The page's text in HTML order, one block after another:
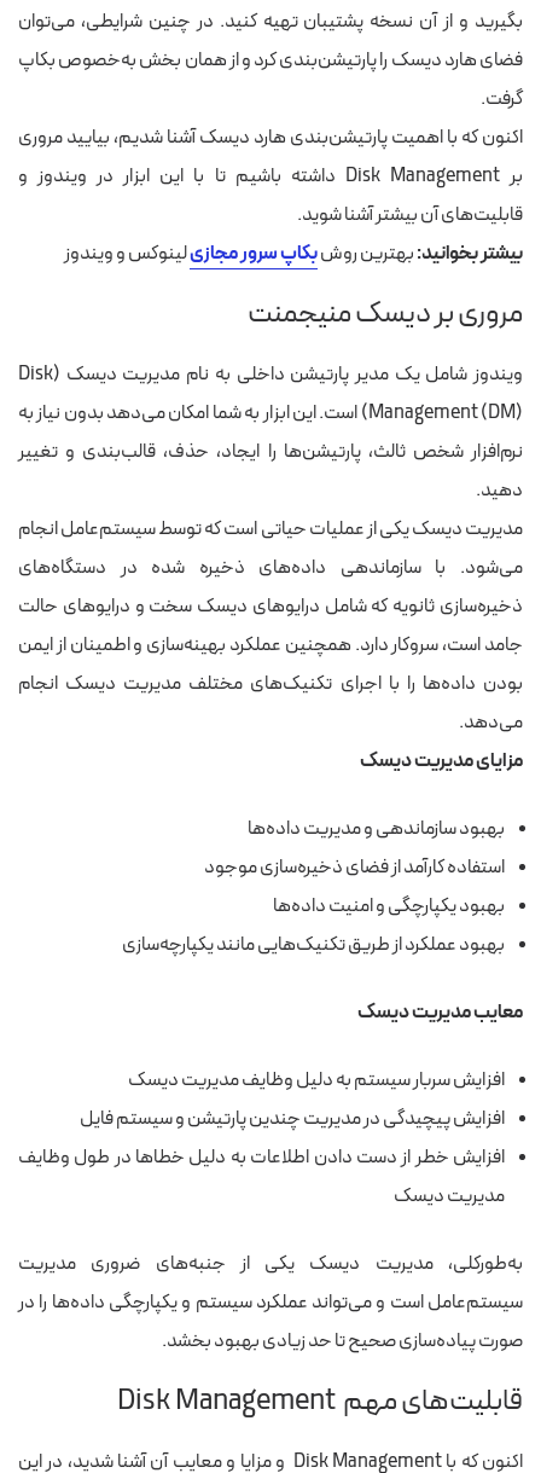
بگیرید و از آن نسخه پشتیبان تهیه کنید. در چنین شرایطی، می‌توان
فضای هارد دیسک را پارتیشن‌بندی کرد و از همان بخش به‌خصوص بکاپ
گرفت.
اکنون که با اهمیت پارتیشن‌بندی هارد دیسک آشنا شدیم، بیایید مروری
برDisk Management داشته باشیم
تا با این ابزار در ویندوز و
قابلیت‌های آن بیشتر آشنا شوید.
بیشتر بخوانید:بهترین روشبکاپ سرور مجازیلینوکس و ویندوز
مروری بر دیسک منیجمنت
ویندوز شامل یک مدیر پارتیشن داخلی به نام مدیریت دیسک (Disk
Management (DM)) است. این ابزار به شما امکان می‌دهد بدون نیاز به
نرم‌افزار شخص ثالث، پارتیشن‌ها را ایجاد، حذف، قالب‌بندی و تغییر
دهید.
مدیریت دیسک یکی از عملیات حیاتی است که توسط سیستم‌عامل انجام
می‌شود. با سازماندهی داده‌های ذخیره شده در دستگاه‌های
ذخیره‌سازی ثانویه که شامل درایوهای دیسک سخت و درایوهای حالت
جامد است، سروکار دارد. همچنین عملکرد بهینه‌سازی و اطمینان از ایمن
بودن داده‌ها را با اجرای تکنیک‌های مختلف مدیریت دیسک انجام
می‌دهد.
مزایای مدیریت دیسک
بهبود سازماندهی و مدیریت داده‌ها
استفاده کارآمد از فضای ذخیره‌سازی موجود
بهبود یکپارچگی و امنیت داده‌ها
بهبود عملکرد از طریق تکنیک‌هایی مانند یکپارچه‌سازی
معایب مدیریت دیسک
افزایش سربار سیستم به دلیل وظایف مدیریت دیسک
افزایش پیچیدگی در مدیریت چندین پارتیشن و سیستم فایل
افزایش خطر از دست دادن اطلاعات به دلیل خطاها در طول وظایف
مدیریت دیسک
به‌طورکلی، مدیریت دیسک یکی از جنبه‌های ضروری مدیریت
سیستم‌عامل است و می‌تواند عملکرد سیستم و یکپارچگی داده‌ها را در
صورت پیاده‌سازی صحیح تا حد زیادی بهبود بخشد.
قابلیت‌های مهم Disk Management
اکنون که با Disk Management و مزایا و معایب آن آشنا شدید، در این